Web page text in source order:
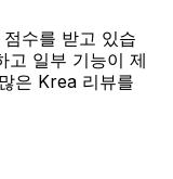
수를 받고 있습
고 일부 기능이 제
은 Krea 리뷰를